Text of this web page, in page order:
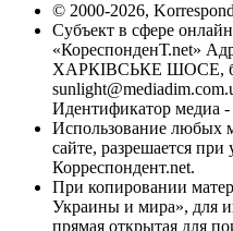
© 2000-2026,
Субъект в сфере
«КореспонденТ.net»
ХАРКІВСЬКЕ ШОСЕ,
Идентификатор медиа -
Использование любых
сайте, разрешается
Корреспондент.net.
При копировании
Украины и мира», для
прямая открытая для